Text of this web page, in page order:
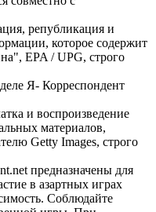
републикация и
которое содержит
EPA / UPG, строго
Я- Корреспондент
и воспроизведение
материалов,
Getty Images, строго
предназначены для
в азартных играх
Соблюдайте